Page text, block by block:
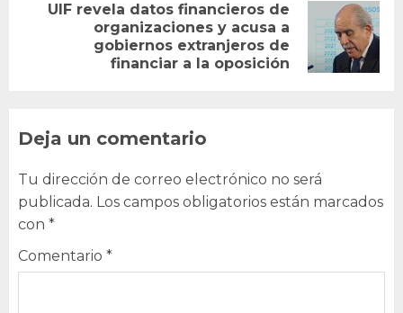
UIF revela datos financieros de
organizaciones y acusa a
gobiernos extranjeros de
financiar a la oposición
Deja un comentario
Tu dirección de correo electrónico no será
publicada. Los campos obligatorios están marcados
con *
Comentario *